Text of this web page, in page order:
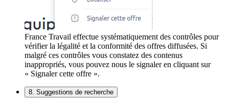
France Travail effectue systématiquement des contrôles pour
vérifier la légalité et la conformité des offres diffusées. Si
malgré ces contrôles vous constatez des contenus
inappropriés, vous pouvez nous le signaler en cliquant sur
« Signaler cette offre ».
8. Suggestions de recherche